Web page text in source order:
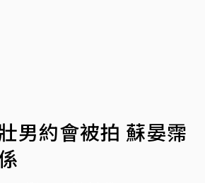
男約會被拍 蘇晏霈